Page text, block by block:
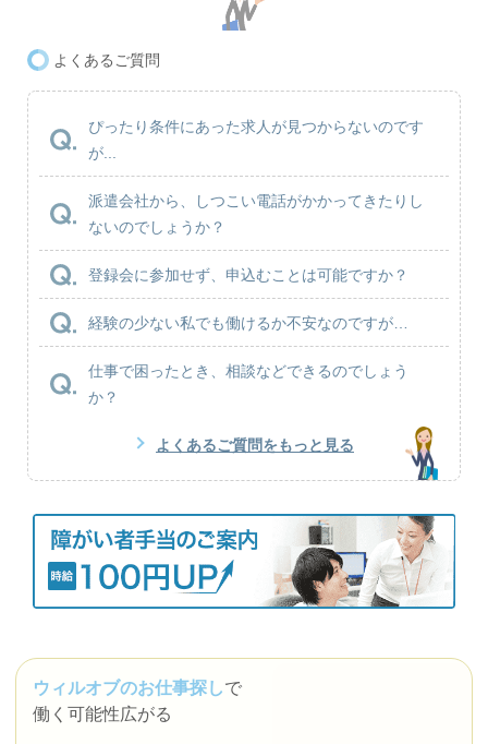
よくあるご質問
ぴったり条件にあった求人が見つからないのです
が...
派遣会社から、しつこい電話がかかってきたりし
ないのでしょうか？
登録会に参加せず、申込むことは可能ですか？
経験の少ない私でも働けるか不安なのですが…
仕事で困ったとき、相談などできるのでしょう
か？
よくあるご質問をもっと見る
ウィルオブのお仕事探しで
働く可能性広がる